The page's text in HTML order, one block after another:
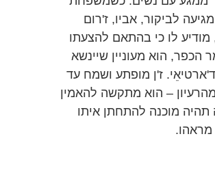
לביקור, אביו, ז'רום
מודיע לו כי בהתאם להצעתו
הכפר, הוא מעוניין שיינשא
ז'ן מופתע ושמח עד
– הוא מתקשה להאמין
מוכנה להתחתן איתו